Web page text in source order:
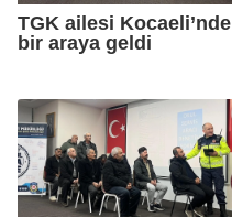
TGK ailesi Kocaeli’nde
bir araya geldi